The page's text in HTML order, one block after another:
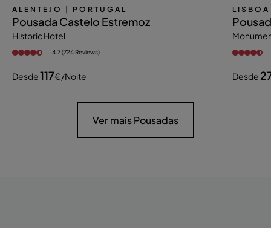
ALENTEJO | PORTUGAL
Pousada Castelo Estremoz
Historic Hotel
4.7 (724 Reviews)
Desde117€/noite
LISBOA
Desde
Ver mais Pousadas